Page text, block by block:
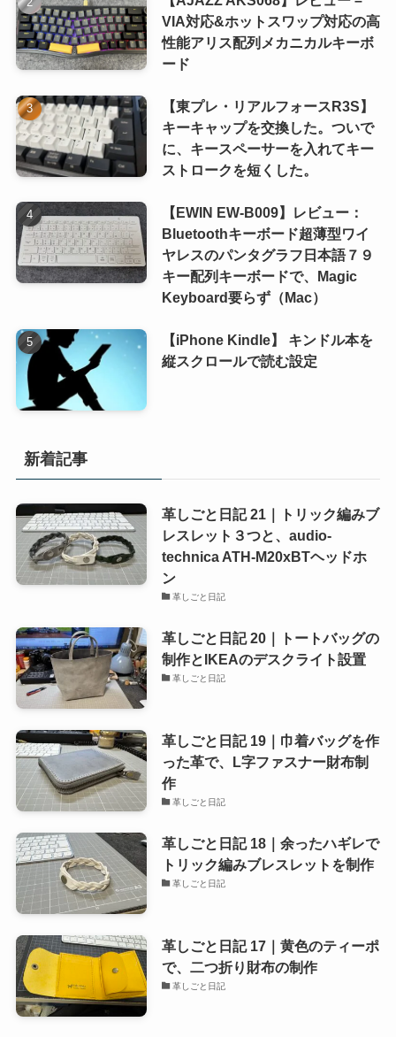
VIA対応&ホットスワップ対応の高
性能アリス配列メカニカルキーボ
ード
【東プレ・リアルフォースR3S】
キーキャップを交換した。ついで
に、キースペーサーを入れてキー
ストロークを短くした。
【EWIN EW-B009】レビュー：
Bluetoothキーボード超薄型ワイ
ヤレスのパンタグラフ日本語７９
キー配列キーボードで、Magic
Keyboard要らず（Mac）
【iPhone Kindle】 キンドル本を
縦スクロールで読む設定
新着記事
革しごと日記 21｜トリック編みブ
レスレット３つと、audio-
technica ATH-M20xBTヘッドホ
ン
革しごと日記
革しごと日記 20｜トートバッグの
制作とIKEAのデスクライト設置
革しごと日記
革しごと日記 19｜巾着バッグを作
った革で、L字ファスナー財布制
作
革しごと日記
革しごと日記 18｜余ったハギレで
トリック編みブレスレットを制作
革しごと日記
革しごと日記 17｜黄色のティーポ
で、二つ折り財布の制作
革しごと日記